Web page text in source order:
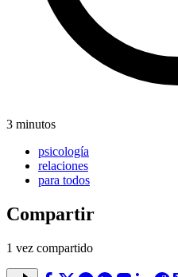
3 minutos
psicología
relaciones
para todos
Compartir
1 vez compartido